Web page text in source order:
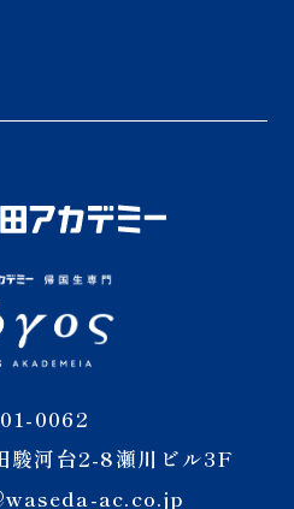
0062
駿河台2-8瀬川ビル3F
ac.co.jp